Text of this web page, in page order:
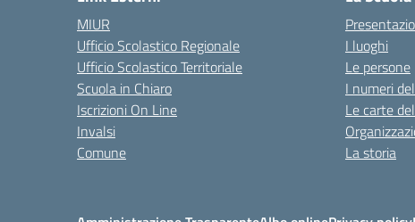
MIUR
Ufficio Scolastico Regionale
Ufficio Scolastico Territoriale
Scuola in Chiaro
Iscrizioni On Line
Invalsi
Comune
I luoghi
Le persone
I numeri
Le carte
La storia